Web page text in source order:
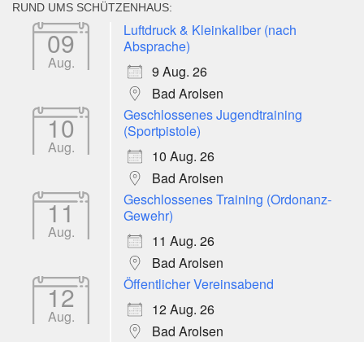
RUND UMS SCHÜTZENHAUS:
09
Aug.
Luftdruck & Kleinkaliber (nach
Absprache)
9 Aug. 26
Bad Arolsen
10
Aug.
Geschlossenes Jugendtraining
(Sportpistole)
10 Aug. 26
Bad Arolsen
11
Aug.
Geschlossenes Training (Ordonanz-
Gewehr)
11 Aug. 26
Bad Arolsen
12
Aug.
Öffentlicher Vereinsabend
12 Aug. 26
Bad Arolsen